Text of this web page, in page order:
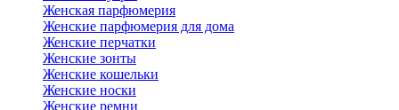
Женская парфюмерия
Женские парфюмерия для дома
Женские перчатки
Женские зонты
Женские кошельки
Женские носки
Женские ремни